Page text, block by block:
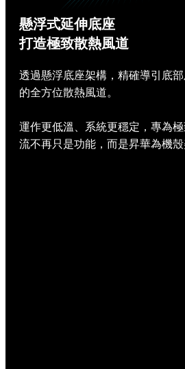
懸浮式延伸底座
打造極致散熱風道
透過懸浮底座架構，精確導引底
的全方位散熱風道。
運作更低溫、系統更穩定，專為
流不再只是功能，而是昇華為機殼